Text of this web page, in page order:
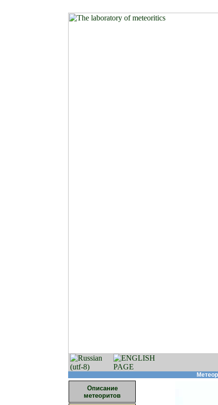
Описание
метеоритов